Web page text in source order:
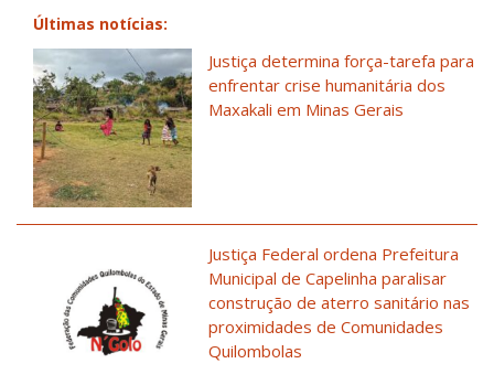
Últimas notícias:
Justiça determina força-tarefa para
enfrentar crise humanitária dos
Maxakali em Minas Gerais
Justiça Federal ordena Prefeitura
Municipal de Capelinha paralisar
construção de aterro sanitário nas
proximidades de Comunidades
Quilombolas